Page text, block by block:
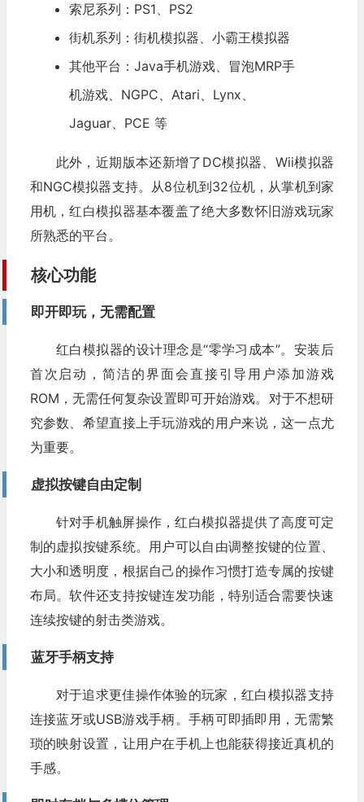
索尼系列：PS1、 PS2
街机系列：街机模拟器、小霸王模拟器
其他平台：Java手机游戏、冒泡MRP手
机游戏、NGPC、Atari、Lynx、
Jaguar、PCE 等
此外，近期版本还新增了DC模拟器、Wii模拟器
和NGC模拟器支持。从8位机到32位机，从掌机到家
用机，红白模拟器基本覆盖了绝大多数怀旧游戏玩家
所熟悉的平台。
核心功能
即开即玩，无需配置
红白模拟器的设计理念是“零学习成本”。安装后
首次启动，简洁的界面会直接引导用户添加游戏
ROM，无需任何复杂设置即可开始游戏。对于不想研
究参数、希望直接上手玩游戏的用户来说，这一点尤
为重要。
虚拟按键自由定制
针对手机触屏操作，红白模拟器提供了高度可定
制的虚拟按键系统。用户可以自由调整按键的位置、
大小和透明度，根据自己的操作习惯打造专属的按键
布局。软件还支持按键连发功能，特别适合需要快速
连续按键的射击类游戏。
蓝牙手柄支持
对于追求更佳操作体验的玩家，红白模拟器支持
连接蓝牙或USB游戏手柄。手柄可即插即用，无需繁
琐的映射设置，让用户在手机上也能获得接近真机的
手感。